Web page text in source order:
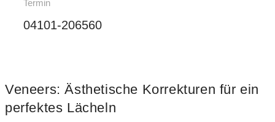
Termin
04101-206560
Veneers: Ästhetische Korrekturen für ein
perfektes Lächeln